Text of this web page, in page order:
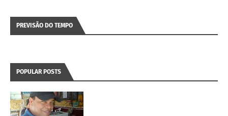
PREVISÃO DO TEMPO
POPULAR POSTS